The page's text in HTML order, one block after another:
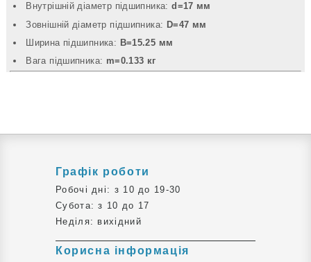
Внутрішній діаметр підшипника:d=17 мм
Зовнішній діаметр підшипника: D=47 мм
Ширина підшипника: B=15.25 мм
Вага підшипника: m=0.133 кг
Графік роботи
Робочі дні: з 10 до 19-30
Субота: з 10 до 17
Неділя: вихідний
Корисна інформація